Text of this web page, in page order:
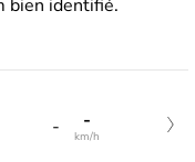
bien identifié.
- -
km/h